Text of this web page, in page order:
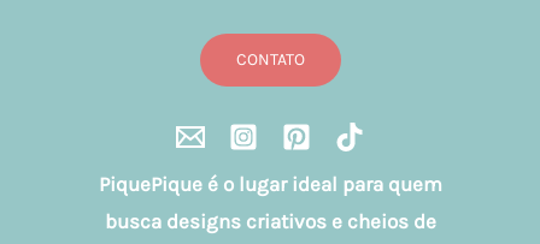
CONTATO
PiquePique é o lugar ideal para quem
busca designs criativos e cheios de